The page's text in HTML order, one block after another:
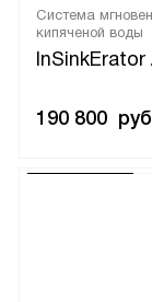
Система
кипяченой воды
190 800